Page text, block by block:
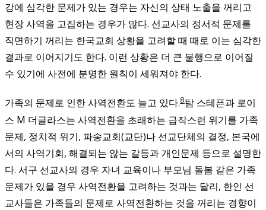
강에 심각한 문제가 있는 경우는 자신의 상태 노출을 꺼리고
현장 사역을 고집하는 경우가 많다. 선교사의 정서적 문제를
직면하기 꺼리는 한국교회 상황을 고려할 때 때로 이는 심각한
결과로 이어지기도 한다. 이런 상황은 더 큰 불행으로 이어질
수 있기에 사전에 분명한 원칙이 세워져야 한다.
가족의 문제로 인한 사역전환도 늘고 있다.8탐 스테픈과 로이
스 M 더글라스는 사역전환을 초래하는 급작스런 위기를 가족
문제, 정치적 위기, 파송교회(교단)나 선교단체의 결정, 본국에
서의 사역기회, 해결되는 않는 갈등과 개인문제 등으로 설명한
다. 서구 선교사의 경우 자녀 교육이나 부모님 돌봄 같은 가족
문제가 있을 경우 사역전환을 고려하는 것과는 달리, 한인 선
교사들은 가족들의 문제로 사역전환하는 것을 꺼리는 경향이